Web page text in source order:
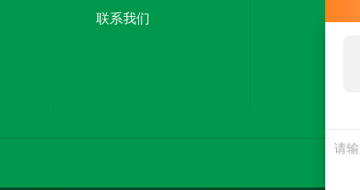
联系我们